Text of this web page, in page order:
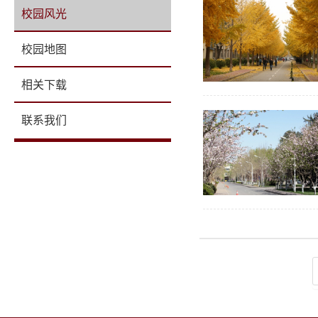
校园风光
校园地图
相关下载
联系我们